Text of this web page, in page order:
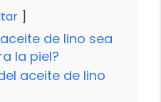
de lino sea
la piel?
aceite de lino